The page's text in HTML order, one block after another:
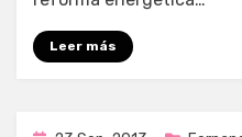
Leer más